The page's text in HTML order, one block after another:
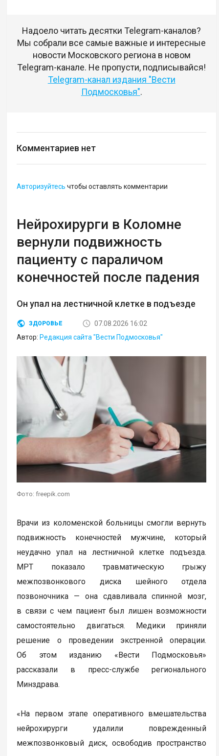
Надоело читать десятки Telegram-каналов?
Мы собрали все самые важные и интересные
новости Московского региона в новом
Telegram-канале. Не пропусти, подписывайся!
Telegram-канал издания "Вести
Подмосковья".
Комментариев нет
Авторизуйтесь чтобы оставлять комментарии
Нейрохирурги в Коломне
вернули подвижность
пациенту с параличом
конечностей после падения
Он упал на лестничной клетке в подъезде
ЗДОРОВЬЕ
07.08.2026 16:02
Автор: Редакция сайта "Вести Подмосковья"
Фото: freepik.com
Врачи из коломенской больницы смогли вернуть
подвижность конечностей мужчине, который
неудачно упал на лестничной клетке подъезда.
МРТ показало травматическую грыжу
межпозвонкового диска шейного отдела
позвоночника — она сдавливала спинной мозг,
в связи с чем пациент был лишен возможности
самостоятельно двигаться. Медики приняли
решение о проведении экстренной операции.
Об этом изданию «Вести Подмосковья»
рассказали в пресс-службе регионального
Минздрава.
«На первом этапе оперативного вмешательства
нейрохирурги удалили поврежденный
межпозвонковый диск, освободив пространство